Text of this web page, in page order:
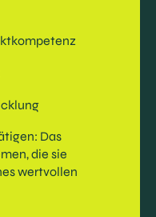
Das
die sie
wertvollen